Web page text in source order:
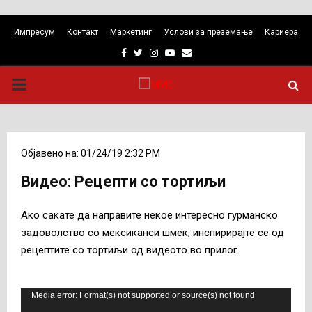
Импресум Контакт Маркетинг Услови за преземање Кариера
Facebook
TwitterInstagram
Youtube
Email
PRIMARY
Објавено на: 01/24/19 2:32 PM
Видео: Рецепти со тортиљи
Ако сакате да направите некое интересно гурманско
задоволство со мексиканси шмек, инспирирајте се од
рецептите со тортиљи од видеото во прилог.
В
Media error: Format(s) not supported or source(s) not found